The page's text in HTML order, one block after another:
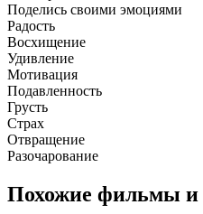
Поделись своими эмоциями
Радость
Восхищение
Удивление
Мотивация
Подавленность
Грусть
Страх
Отвращение
Разочарование
Похожие фильмы и